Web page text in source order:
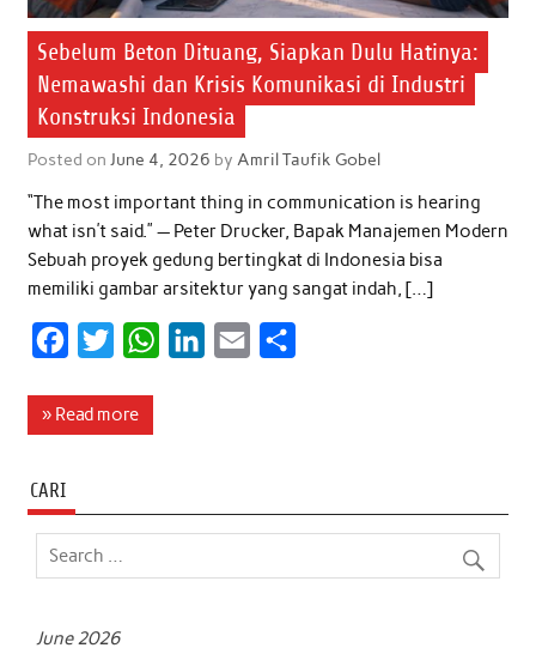
Sebelum Beton Dituang, Siapkan Dulu Hatinya:
Nemawashi dan Krisis Komunikasi di Industri
Konstruksi Indonesia
Posted on June 4, 2026 by Amril Taufik Gobel
“The most important thing in communication is hearing
what isn’t said.” — Peter Drucker, Bapak Manajemen Modern
Sebuah proyek gedung bertingkat di Indonesia bisa
memiliki gambar arsitektur yang sangat indah, […]
c
o
o
i
e
r
W
A
d
» Read more
CARI
June 2026